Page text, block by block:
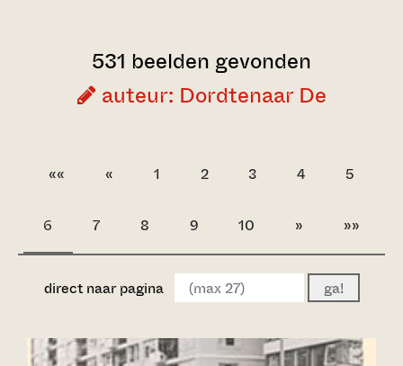
531 beelden gevonden
auteur: Dordtenaar De
«« « 1 2 3 4 5
6 7 8 9 10 » »»
direct naar pagina ga!